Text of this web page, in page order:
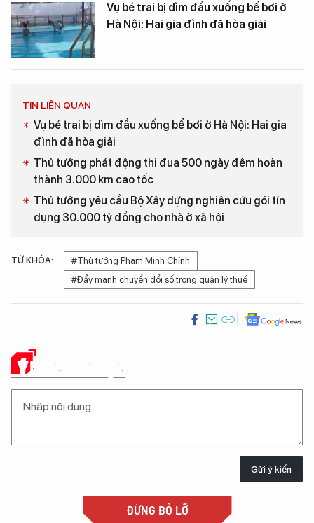
Vụ bé trai bị dìm đầu xuống bể bơi ở
Hà Nội: Hai gia đình đã hòa giải
TIN LIÊN QUAN
Vụ bé trai bị dìm đầu xuống bể bơi ở Hà Nội: Hai gia
đình đã hòa giải
Thủ tướng phát động thi đua 500 ngày đêm hoàn
thành 3.000 km cao tốc
Thủ tướng yêu cầu Bộ Xây dựng nghiên cứu gói tín
dụng 30.000 tỷ đồng cho nhà ở xã hội
TỪ KHÓA:
#Thủ tướng Phạm Minh Chính
#Đẩy mạnh chuyển đổi số trong quản lý thuế
Ý KIẾN CỦA BẠN
Gửi ý kiến
ĐỪNG BỎ LỠ